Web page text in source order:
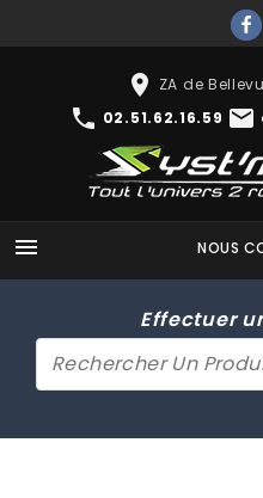
place ZA de
phone 02.51.62.16.59 mail
 NOUS
Effectuer